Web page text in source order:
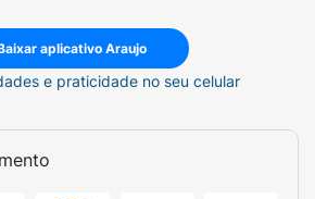
aplicativo Araujo
e praticidade no seu celular